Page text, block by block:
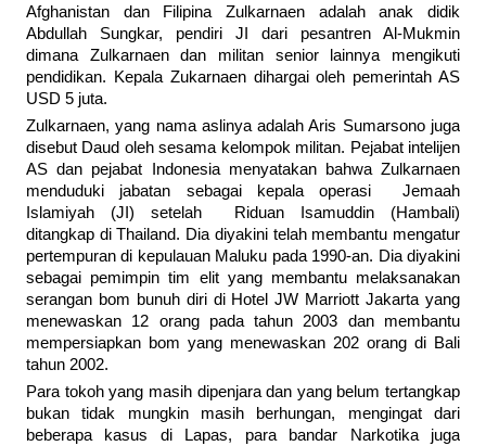
Afghanistan dan Filipina Zulkarnaen adalah anak didik
Abdullah Sungkar, pendiri JI dari pesantren Al-Mukmin
dimana Zulkarnaen dan militan senior lainnya mengikuti
pendidikan. Kepala Zukarnaen dihargai oleh pemerintah AS
USD 5 juta.
Zulkarnaen, yang nama aslinya adalah Aris Sumarsono juga
disebut Daud oleh sesama kelompok militan. Pejabat intelijen
AS dan pejabat Indonesia menyatakan bahwa Zulkarnaen
menduduki jabatan sebagai kepala operasi Jemaah
Islamiyah (JI) setelah Riduan Isamuddin (Hambali)
ditangkap di Thailand. Dia diyakini telah membantu mengatur
pertempuran di kepulauan Maluku pada 1990-an. Dia diyakini
sebagai pemimpin tim elit yang membantu melaksanakan
serangan bom bunuh diri di Hotel JW Marriott Jakarta yang
menewaskan 12 orang pada tahun 2003 dan membantu
mempersiapkan bom yang menewaskan 202 orang di Bali
tahun 2002.
Para tokoh yang masih dipenjara dan yang belum tertangkap
bukan tidak mungkin masih berhungan, mengingat dari
beberapa kasus di Lapas, para bandar Narkotika juga